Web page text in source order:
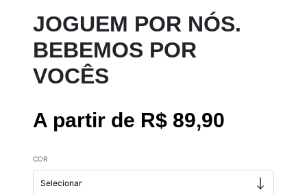
JOGUEM POR NÓS.
BEBEMOS POR
VOCÊS
A partir de R$ 89,90
COR